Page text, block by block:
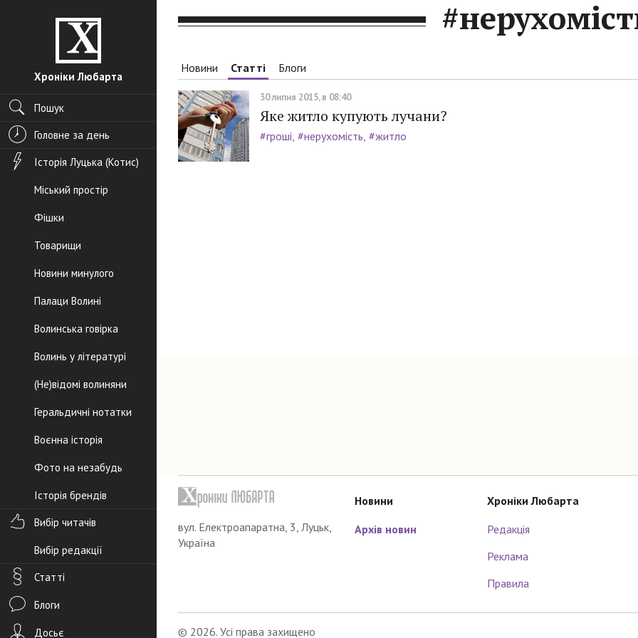
Хроніки Любарта
Пошук
Головне за день
Історія Луцька (Котис)
Міський простір
Фішки
Товарищи
Новини минулого
Палаци Волині
Волинська говірка
Волинь у літературі
(Не)відомі волиняни
Геральдичні нотатки
Воєнна історія
Фото на незабудь
Історія брендів
Вибір читачів
Вибір редакції
Статті
Блоги
Досьє
Новини Статті Блоги
30 липня 2015, в 08:40
Яке житло купують лучани?
#гроші #нерухомість #житло
вул. Електроапаратна, 3, Луцьк,
Україна
Новини
Архів новин
Хроніки Любарта
Редакція
Реклама
Правила
© 2026. Усі права захищено